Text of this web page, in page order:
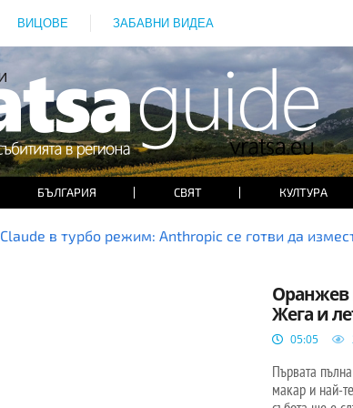
ВИЦОВЕ ЗАБАВНИ ВИДЕА
БЪЛГАРИЯ СВЯТ КУЛТУРА
Claude в турбо режим: Anthropic се готви да
Оранжев
Жега и
05:05
Първата
макар и най-